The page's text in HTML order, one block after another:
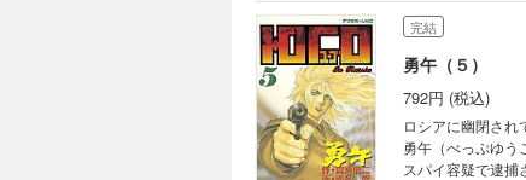
交渉（ネゴシエ
完結
勇午（５）
792円 (税込)
ロシアに幽閉さ
勇午（べっぷゆう
スパイ容疑で逮